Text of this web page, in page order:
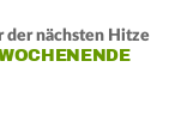
der nächsten Hitze